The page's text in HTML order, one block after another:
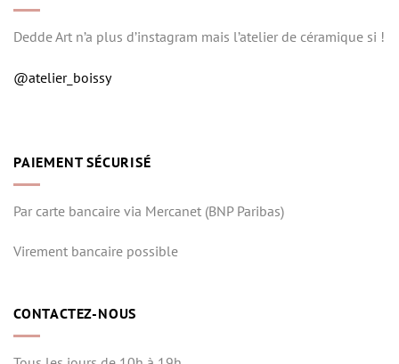
Dedde Art n’a plus d’instagram mais l’atelier de céramique si !
@atelier_boissy
PAIEMENT SÉCURISÉ
Par carte bancaire via Mercanet (BNP Paribas)
Virement bancaire possible
CONTACTEZ-NOUS